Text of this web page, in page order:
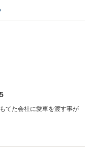
5
てた会社に愛車を渡す事が